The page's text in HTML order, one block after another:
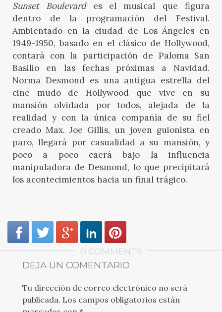
Sunset Boulevardes el musical que figura
dentro de la programación del Festival.
Ambientado en la ciudad de Los Ángeles en
1949-1950, basado en el clásico de Hollywood,
contará con la participación de Paloma San
Basilio en las fechas próximas a Navidad.
Norma Desmond es una antigua estrella del
cine mudo de Hollywood que vive en su
mansión olvidada por todos, alejada de la
realidad y con la única compañía de su fiel
creado Max. Joe Gillis, un joven guionista en
paro, llegará por casualidad a su mansión, y
poco a poco caerá bajo la influencia
manipuladora de Desmond, lo que precipitará
los acontecimientos hacia un final trágico.
0 COMMENTS
DEJA UN COMENTARIO
Tu dirección de correo electrónico no será
publicada. Los campos obligatorios están